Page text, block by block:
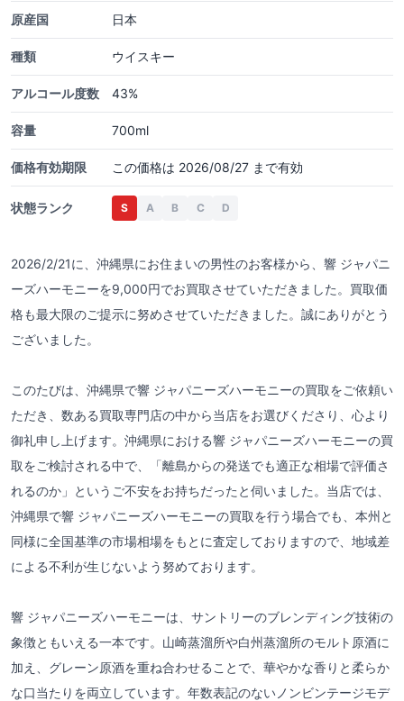
原産国 日本
種類 ウイスキー
アルコール度数 43%
容量 700ml
価格有効期限 この価格は 2026/08/27 まで有効
状態ランク S A B C D
2026/2/21に、沖縄県にお住まいの男性のお客様から、響 ジャパニ
ーズハーモニーを9,000円でお買取させていただきました。買取価
格も最大限のご提示に努めさせていただきました。誠にありがとう
ございました。
このたびは、沖縄県で響 ジャパニーズハーモニーの買取をご依頼い
ただき、数ある買取専門店の中から当店をお選びくださり、心より
御礼申し上げます。沖縄県における響 ジャパニーズハーモニーの買
取をご検討される中で、「離島からの発送でも適正な相場で評価さ
れるのか」というご不安をお持ちだったと伺いました。当店では、
沖縄県で響 ジャパニーズハーモニーの買取を行う場合でも、本州と
同様に全国基準の市場相場をもとに査定しておりますので、地域差
による不利が生じないよう努めております。
響 ジャパニーズハーモニーは、サントリーのブレンディング技術の
象徴ともいえる一本です。山崎蒸溜所や白州蒸溜所のモルト原酒に
加え、グレーン原酒を重ね合わせることで、華やかな香りと柔らか
な口当たりを両立しています。年数表記のないノンビンテージモデ